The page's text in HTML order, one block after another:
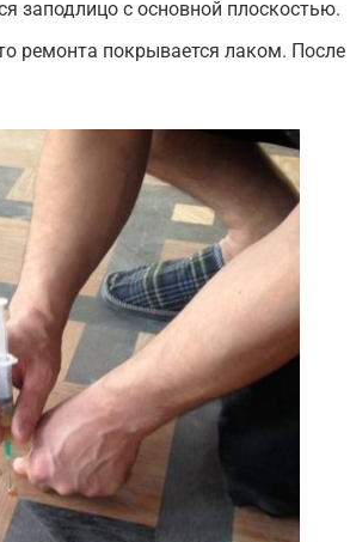
заподлицо с основной плоскостью.
ремонта покрывается лаком. После